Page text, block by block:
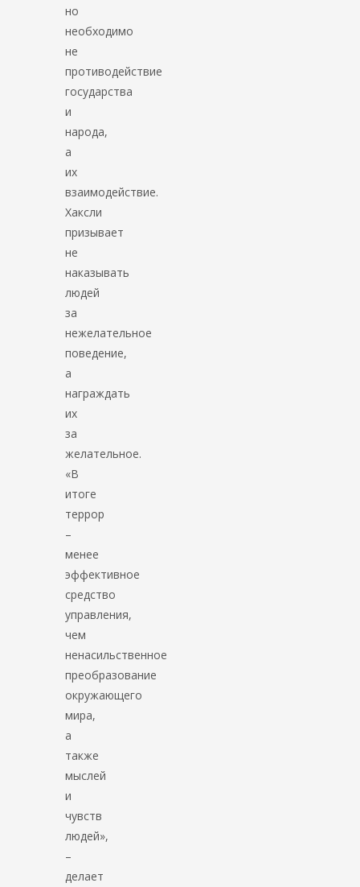
но
необходимо
не
противодействие
государства
и
народа,
а
их
взаимодействие.
Хаксли
призывает
не
наказывать
людей
за
нежелательное
поведение,
а
награждать
их
за
желательное.
«В
итоге
террор
–
менее
эффективное
средство
управления,
чем
ненасильственное
преобразование
окружающего
мира,
а
также
мыслей
и
чувств
людей»,
–
делает